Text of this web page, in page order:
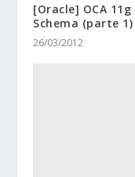
[Oracle] OCA
Schema (parte 1)
26/03/2012